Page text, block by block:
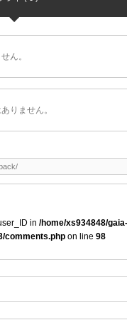
ん。
りません。
in /home/xs934848/
comments.php on line 98